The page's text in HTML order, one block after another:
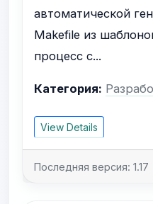
автоматической
Makefile из
процесс с...
Категория:
View Details
Последняя версия: 1.17